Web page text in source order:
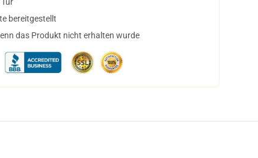
bereitgestellt
das Produkt nicht erhalten wurde